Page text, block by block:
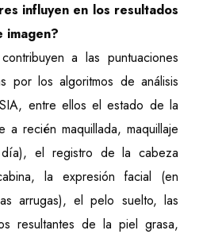
x 14.2 x 20.9 in (32.9 x 36 x 53.1
with 3 position swing: 15 x 22.9 x
x 53.1 cm)
(14 kg)
to 240 Volts AC (+/- 10%)
60 Hz (+/- 3 Hz)
(rms)
influyen en los resultados
imagen?
a las puntuaciones
por los algoritmos de análisis
entre ellos el estado de la
a recién maquillada, maquillaje
el registro de la cabeza
la expresión facial (en
arrugas), el pelo suelto, las
resultantes de la piel grasa,